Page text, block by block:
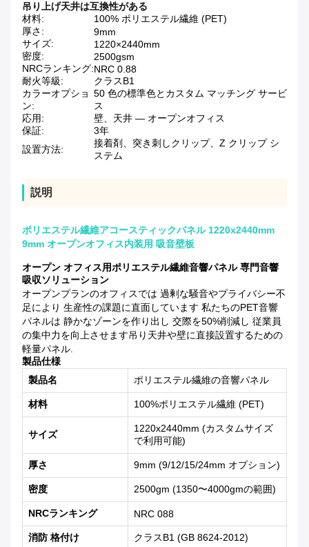
吊り上げ天井は互換性がある
材料:
100% ポリエステル繊維 (PET)
厚さ:
9mm
サイズ:
1220×2440mm
密度:
2500gsm
NRCランキング:NRC 0.88
耐火等級:
クラスB1
カラーオプショ
ン:
50 色の標準色とカスタム マッチング サービ
ス
応用:
壁、天井 — オープンオフィス
保証:
3年
設置方法:
接着剤、突き刺しクリップ、Z クリップ シ
ステム
説明
ポリエステル繊維アコースティックパネル 1220x2440mm
9mm オープンオフィス内装用 吸音壁板
オープン オフィス用ポリエステル繊維音響パネル 専門音響
吸収ソリューション
オープンプランのオフィスでは 過剰な騒音やプライバシー不
足により 生産性の課題に直面しています 私たちのPET音響
パネルは 静かなゾーンを作り出し 交際を50%削減し 従業員
の集中力を向上させます吊り天井や壁に直接設置するための
軽量パネル.
製品仕様
製品名
ポリエステル繊維の音響パネル
材料 100%ポリエステル繊維 (PET)
サイズ
1220x2440mm (カスタムサイズ
で利用可能)
厚さ 9mm (9/12/15/24mm オプション)
密度 2500gm (1350〜4000gmの範囲)
NRCランキング NRC 088
消防 格付け クラスB1 (GB 8624-2012)